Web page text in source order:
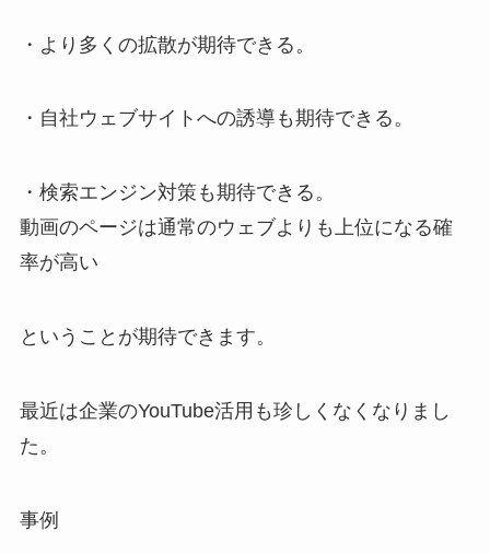
・より多くの拡散が期待できる。
・自社ウェブサイトへの誘導も期待できる。
・検索エンジン対策も期待できる。
動画のページは通常のウェブよりも上位になる確
率が高い
ということが期待できます。
最近は企業のYouTube活用も珍しくなくなりまし
た。
事例